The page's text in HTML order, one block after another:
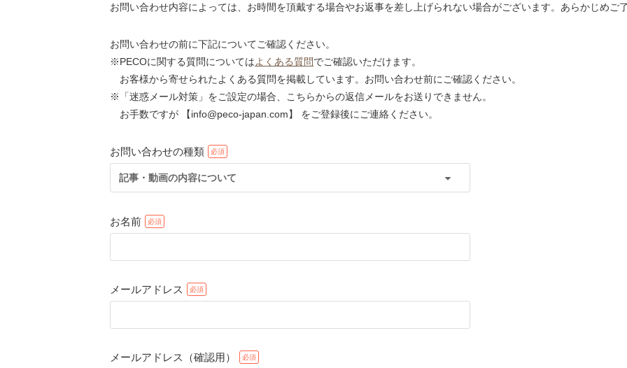
お問い合わせ内容によっては、お時間を頂戴する場合やお返事を差し上げられない場合がございます。あらかじめご
お問い合わせの前に下記についてご確認ください。
※PECOに関する質問についてはよくある質問でご確認いただけます。
お客様から寄せられたよくある質問を掲載しています。お問い合わせ前にご確認ください。
※「迷惑メール対策」をご設定の場合、こちらからの返信メールをお送りできません。
お手数ですが 【info@peco-japan.com】 をご登録後にご連絡ください。
お問い合わせの種類
記事・動画の内容について
お名前
メールアドレス
メールアドレス（確認用）